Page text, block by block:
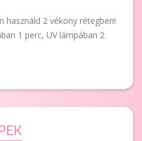
használd 2 vékony rétegben!
1 perc, UV lámpában 2